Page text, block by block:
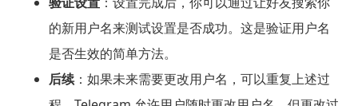
的新用户名来测试设置是否成功。这是验证用户名
是否生效的简单方法。
后续：如果未来需要更改用户名，可以重复上述过